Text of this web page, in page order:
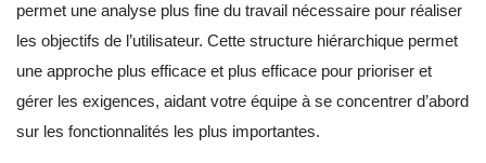
permet une analyse plus fine du travail nécessaire pour réaliser
les objectifs de l’utilisateur. Cette structure hiérarchique permet
une approche plus efficace et plus efficace pour prioriser et
gérer les exigences, aidant votre équipe à se concentrer d’abord
sur les fonctionnalités les plus importantes.